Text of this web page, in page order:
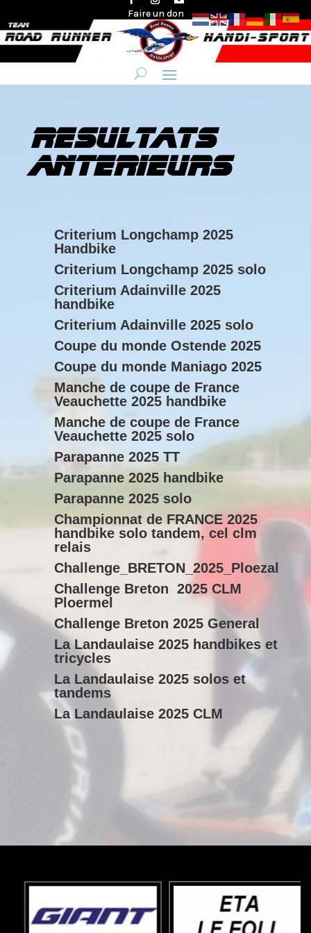
Faire un don
resultats
anterieurs
Criterium Longchamp 2025
Handbike
Criterium Longchamp 2025 solo
Criterium Adainville 2025
handbike
Criterium Adainville 2025 solo
Coupe du monde Ostende 2025
Coupe du monde Maniago 2025
Manche de coupe de France
Veauchette 2025 handbike
Manche de coupe de France
Veauchette 2025 solo
Parapanne 2025 TT
Parapanne 2025 handbike
Parapanne 2025 solo
Championnat de FRANCE 2025
handbike solo tandem, cel clm
relais
Challenge_BRETON_2025_Ploezal
Challenge Breton 2025 CLM
Ploermel
Challenge Breton 2025 General
La Landaulaise 2025 handbikes et
tricycles
La Landaulaise 2025 solos et
tandems
La Landaulaise 2025 CLM